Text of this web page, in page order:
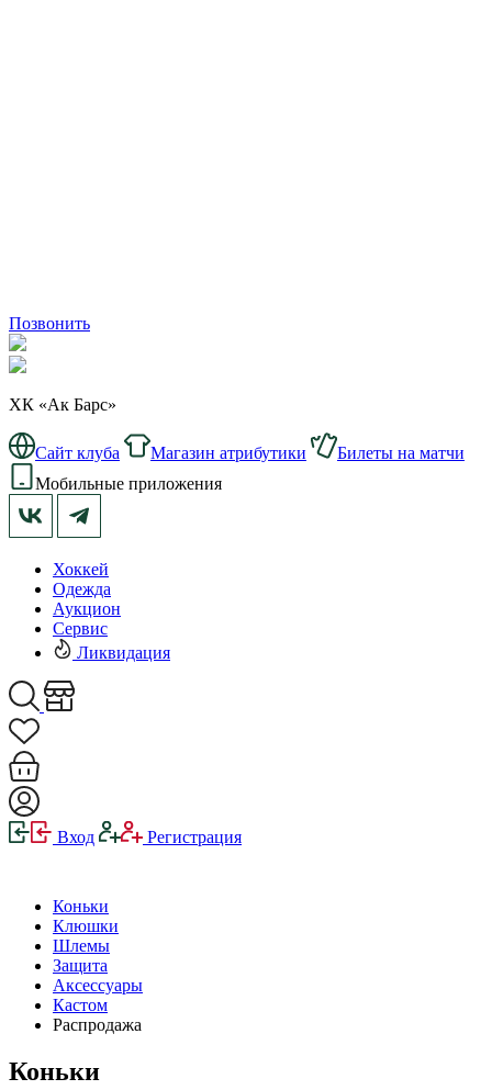
Позвонить
ХК «Ак Барс»
Сайт клуба Магазин атрибутики
Билеты на матчи
Мобильные приложения
Хоккей
Одежда
Аукцион
Сервис
Ликвидация
Вход Регистрация
Коньки
Клюшки
Шлемы
Защита
Аксессуары
Кастом
Распродажа
Коньки